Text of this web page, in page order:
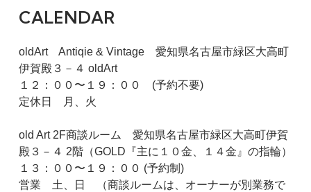
CALENDAR
oldArt Antiqie & Vintage 愛知県名古屋市緑区大高町
伊賀殿３－４ oldArt
１２：００〜１９：００ (予約不要)
定休日 月、火
old Art 2F商談ルーム 愛知県名古屋市緑区大高町伊賀
殿３－４ 2階（GOLD『主に１０金、１４金』の指輪）
１３：００〜１９：００ (予約制)
営業 土、日 （商談ルームは、オーナーが別業務で